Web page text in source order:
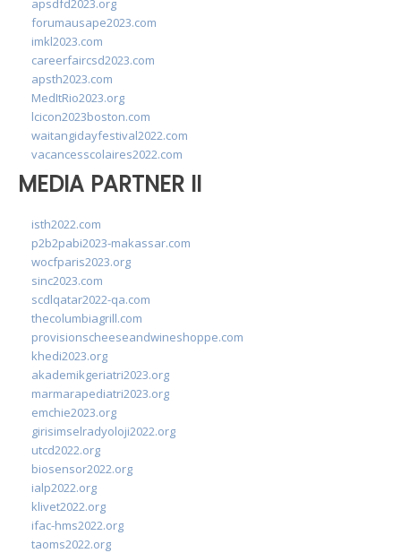
apsdfd2023.org
forumausape2023.com
imkl2023.com
careerfaircsd2023.com
apsth2023.com
MedItRio2023.org
lcicon2023boston.com
waitangidayfestival2022.com
vacancesscolaires2022.com
MEDIA PARTNER II
isth2022.com
p2b2pabi2023-makassar.com
wocfparis2023.org
sinc2023.com
scdlqatar2022-qa.com
thecolumbiagrill.com
provisionscheeseandwineshoppe.com
khedi2023.org
akademikgeriatri2023.org
marmarapediatri2023.org
emchie2023.org
girisimselradyoloji2022.org
utcd2022.org
biosensor2022.org
ialp2022.org
klivet2022.org
ifac-hms2022.org
taoms2022.org